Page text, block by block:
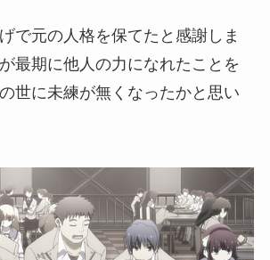
で元の人格を保てたと感謝しま
最期に他人の力になれたことを
世に未練が無くなったかと思い